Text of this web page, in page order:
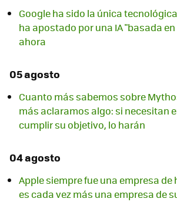
Google ha sido la única
ha apostado por una IA "basada
ahora
05 agosto
Cuanto más sabemos sobre
más aclaramos algo: si necesitan
cumplir su objetivo, lo harán
04 agosto
Apple siempre fue una empresa de
es cada vez más una empresa de